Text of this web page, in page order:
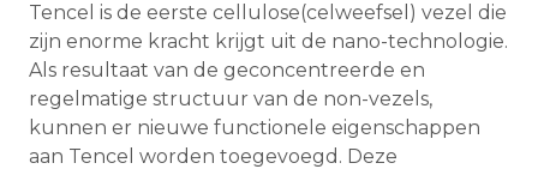
Tencel is de eerste cellulose(celweefsel) vezel die
zijn enorme kracht krijgt uit de nano-technologie.
Als resultaat van de geconcentreerde en
regelmatige structuur van de non-vezels,
kunnen er nieuwe functionele eigenschappen
aan Tencel worden toegevoegd. Deze